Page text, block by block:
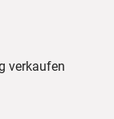
verkaufen